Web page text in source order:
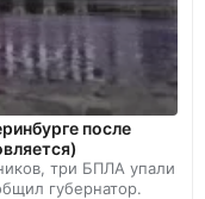
после
три БПЛА упали
губернатор.